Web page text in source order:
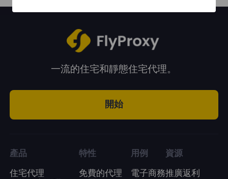
一流的住宅和靜態住宅代理。
開始
產品
住宅代理
特性
免費的代理
用例
電子商務
資源
推廣返利